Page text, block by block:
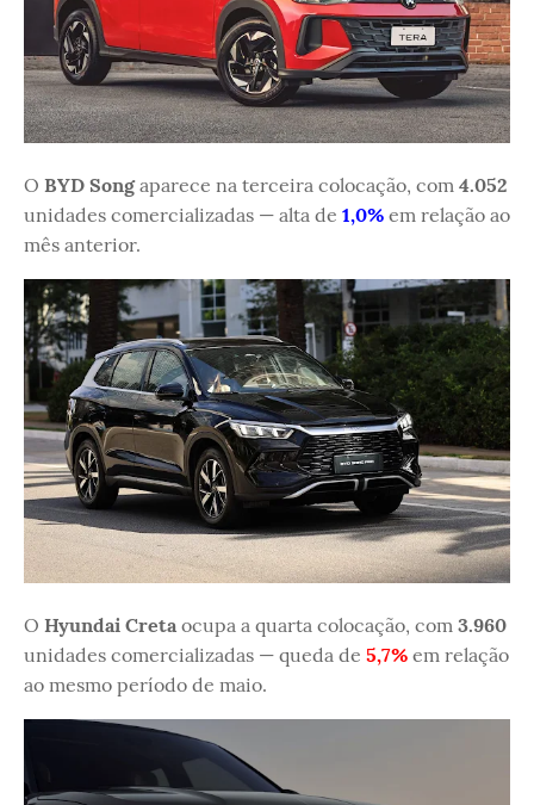
O BYD Songaparece na terceira colocação, com 4.052
unidades comercializadas — alta de 1,0% em relação ao
mês anterior.
O Hyundai Creta ocupa a quarta colocação, com 3.960
unidades comercializadas — queda de 5,7% em relação
ao mesmo período de maio.